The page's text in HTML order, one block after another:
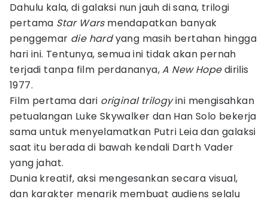
Dahulu kala, di galaksi nun jauh di sana, trilogi
pertama Star Warsmendapatkan banyak
penggemar die hardyang masih bertahan hingga
hari ini. Tentunya, semua ini tidak akan pernah
terjadi tanpa film perdananya,A New Hopedirilis
1977.
Film pertama dari original trilogyini mengisahkan
petualangan Luke Skywalker dan Han Solo bekerja
sama untuk menyelamatkan Putri Leia dan galaksi
saat itu berada di bawah kendali Darth Vader
yang jahat.
Dunia kreatif, aksi mengesankan secara visual,
dan karakter menarik membuat audiens selalu